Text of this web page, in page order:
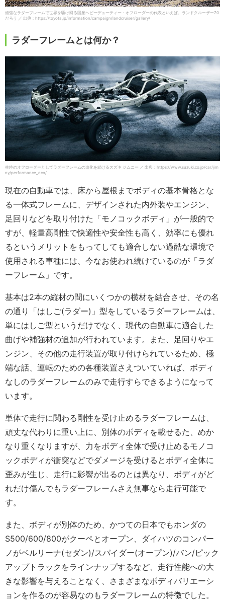
頑強なラダーフレームで世界を駆け回る国産ヘビーデューティー・オフローダーの代表といえば、ランドクルーザー70
だろう ／ 出典：https://toyota.jp/information/campaign/landcruiser/gallery/
ラダーフレームとは何か？
生粋のオフローダーとしてラダーフレームの進化を続けるスズキ ジムニー ／ 出典：https://www.suzuki.co.jp/car/jim
ny/performance_eco/
現在の自動車では、床から屋根までボディの基本骨格とな
る一体式フレームに、デザインされた内外装やエンジン、
足回りなどを取り付けた「モノコックボディ」が一般的で
すが、軽量高剛性で快適性や安全性も高く、効率にも優れ
るというメリットをもってしても適合しない過酷な環境で
使用される車種には、今なお使われ続けているのが「ラダ
ーフレーム」です。
基本は2本の縦材の間にいくつかの横材を結合させ、その名
の通り「はしご(ラダー)」型をしているラダーフレームは、
単にはしご型というだけでなく、現代の自動車に適合した
曲げや補強材の追加が行われています。また、足回りやエ
ンジン、その他の走行装置が取り付けられているため、極
端な話、運転のための各種装置さえついていれば、ボディ
なしのラダーフレームのみで走行すらできるようになって
います。
単体で走行に関わる剛性を受け止めるラダーフレームは、
頑丈な代わりに重い上に、別体のボディを載せるた、めか
なり重くなりますが、力をボディ全体で受け止めるモノコ
ックボディが衝突などでダメージを受けるとボディ全体に
歪みが生じ、走行に影響が出るのとは異なり、ボディがど
れだけ傷んでもラダーフレームさえ無事なら走行可能で
す。
また、ボディが別体のため、かつての日本でもホンダの
S500/600/800がクーペとオープン、ダイハツのコンパー
ノがベルリーナ(セダン)/スパイダー(オープン)/バン/ピック
アップトラックをラインナップするなど、走行性能への大
きな影響を与えることなく、さまざまなボディバリエーシ
ョンを作るのが容易なのもラダーフレームの特徴でした。